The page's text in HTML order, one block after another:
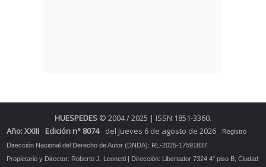
HUESPEDES © 2004 / 2025 | ISSN 1851-3360.
Año: XXIII
Edición n° 8074 del Jueves 6 de agosto de 2026
Registro
Dirección Nacional del Derecho de Autor (DNDA): RL-2025-17591837.
Propietario y Director: Roberto J. Leonetti | Dirección: Libertador 7324 4° piso B, Ciudad